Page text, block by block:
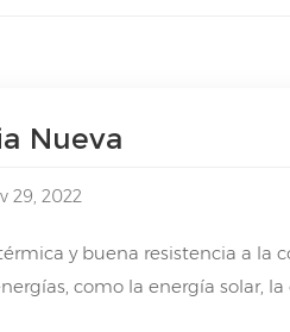
Nueva
29, 2022
y buena resistencia a la
como la energía solar, la